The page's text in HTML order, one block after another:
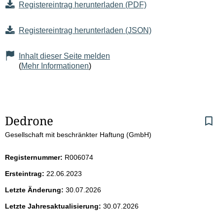
Registereintrag herunterladen (PDF)
Registereintrag herunterladen (JSON)
Inhalt dieser Seite melden
(Mehr Informationen)
S
e
i
t
e
Dedrone
Gesellschaft mit beschränkter Haftung (GmbH)
Registernummer: R006074
Ersteintrag: 22.06.2023
Letzte Änderung: 30.07.2026
Letzte Jahresaktualisierung: 30.07.2026